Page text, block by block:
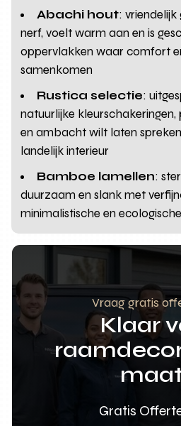
Abachi hout:
nerf, voelt warm aan en is
oppervlakken waar comfort
samenkomen
Rustica selectie:
natuurlijke
en ambacht wilt laten
landelijk interieur
Bamboe lamellen:
duurzaam en slank met
minimalistische en
Vraag gratis
Klaar
Gratis